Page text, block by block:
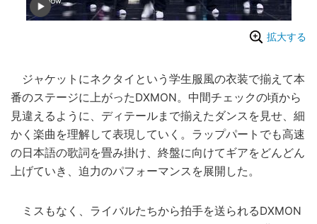
拡大する
ジャケットにネクタイという学生服風の衣装で揃えて本
番のステージに上がったDXMON。中間チェックの頃から
見違えるように、ディテールまで揃えたダンスを見せ、細
かく楽曲を理解して表現していく。ラップパートでも高速
の日本語の歌詞を畳み掛け、終盤に向けてギアをどんどん
上げていき、迫力のパフォーマンスを展開した。
ミスもなく、ライバルたちから拍手を送られるDXMON